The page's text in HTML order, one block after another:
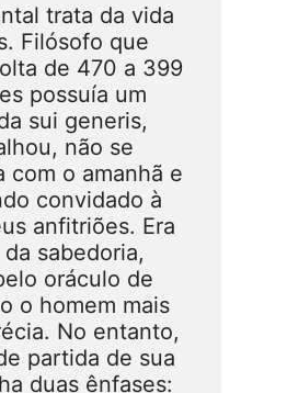
trata da vida
Filósofo que
de 470 a 399
possuía um
sui generis,
não se
com o amanhã e
convidado à
anfitriões. Era
sabedoria,
oráculo de
o homem mais
No entanto,
partida de sua
duas ênfases: